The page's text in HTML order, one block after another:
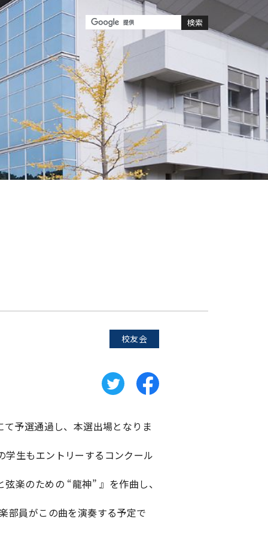
校友会
て予選通過し、本選出場となりま
生もエントリーするコンクール
楽のための “龍神” 』を作曲し、
部員がこの曲を演奏する予定で